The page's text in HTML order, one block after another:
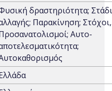
δραστηριότητα;
Παρακίνηση; Στόχοι,
Αυτο-